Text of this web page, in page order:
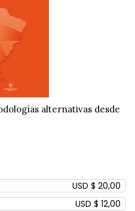
alternativas desde
USD $ 20,00
USD $ 12,00